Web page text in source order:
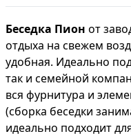
Беседка Пион от
отдыха на свежем
удобная. Идеально
так и семейной
вся фурнитура и
(сборка беседки
идеально подходит